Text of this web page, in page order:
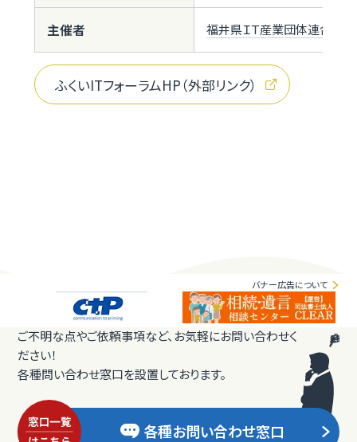
主催者 福井県ＩＴ産業団体連合会
ふくいITフォーラムHP（外部リンク）
バナー広告について
ご不明な点やご依頼事項など、お気軽にお問い合わせく
ださい！
各種問い合わせ窓口を設置しております。
各種お問い合わせ窓口